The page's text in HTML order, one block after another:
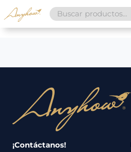
Search
for:
¡Contáctanos!
Nosotros
Servicios
Catálogo
Regalos